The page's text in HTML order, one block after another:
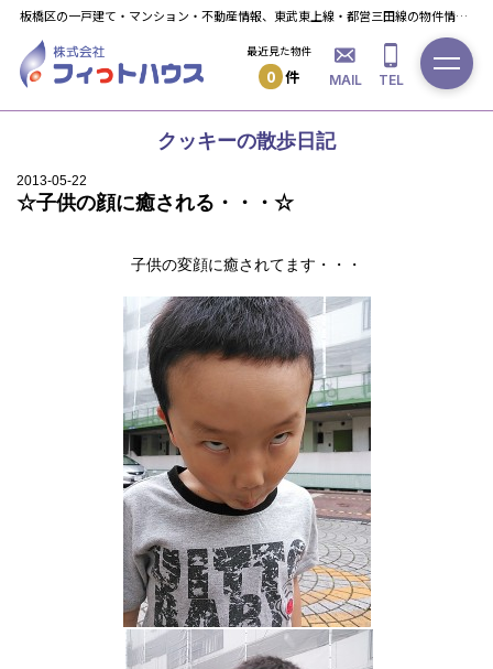
板橋区の一戸建て・マンション・不動産情報、東武東上線・都営三田線の物件情報ならフィっト・ハウスへ！
最近見た物件
0 件 MAIL TEL
クッキーの散歩日記
2013-05-22
☆子供の顔に癒される・・・☆
子供の変顔に癒されてます・・・